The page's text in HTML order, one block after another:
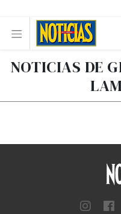
NOTICIAS DE